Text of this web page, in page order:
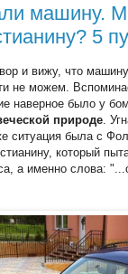
машину.
5
и вижу, что
не можем.
наверное было у
природе .
ситуация была с
который
а именно слова: